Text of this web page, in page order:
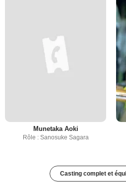
Munetaka Aoki
Rôle : Sanosuke Sagara
Casting complet et